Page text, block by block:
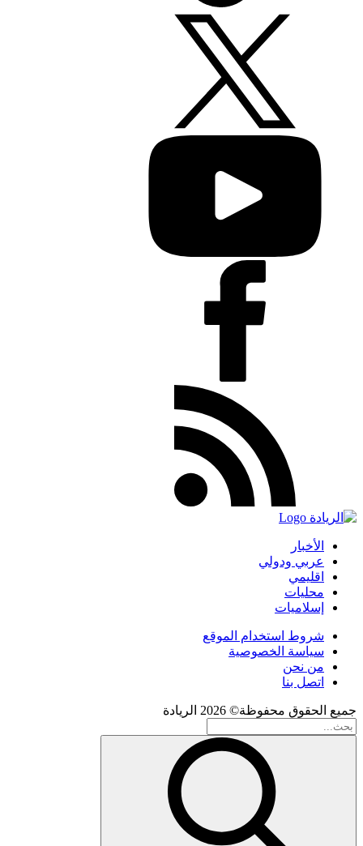
الأخبار
عربي ودولي
اقليمي
محليات
إسلاميات
شروط استخدام الموقع
سياسة الخصوصية
من نحن
اتصل بنا
جميع الحقوق محفوظة© 2026 الريادة